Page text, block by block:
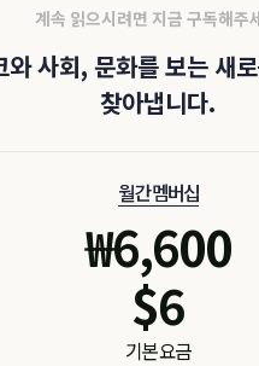
계속 읽으시려면 지금 구독해주
와 사회, 문화를 보는 새
찾아냅니다.
월간 멤버십
₩6,600
$6
기본 요금